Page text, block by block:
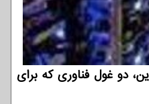
دو غول فناوری که برای